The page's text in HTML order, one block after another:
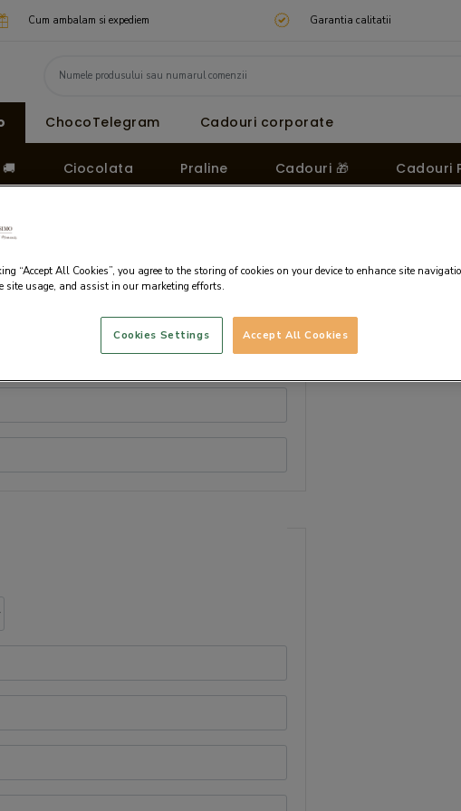
Cum ambalam si expediem Garantia calitatii
ChocoTelegram Cadouri corporate
Ciocolata Praline Cadouri 🎁 Cadouri
“Accept All Cookies”, you agree to the storing of cookies on your device to enhance site
site usage, and assist in our marketing efforts.
Accept All Cookies
Cookies Settings